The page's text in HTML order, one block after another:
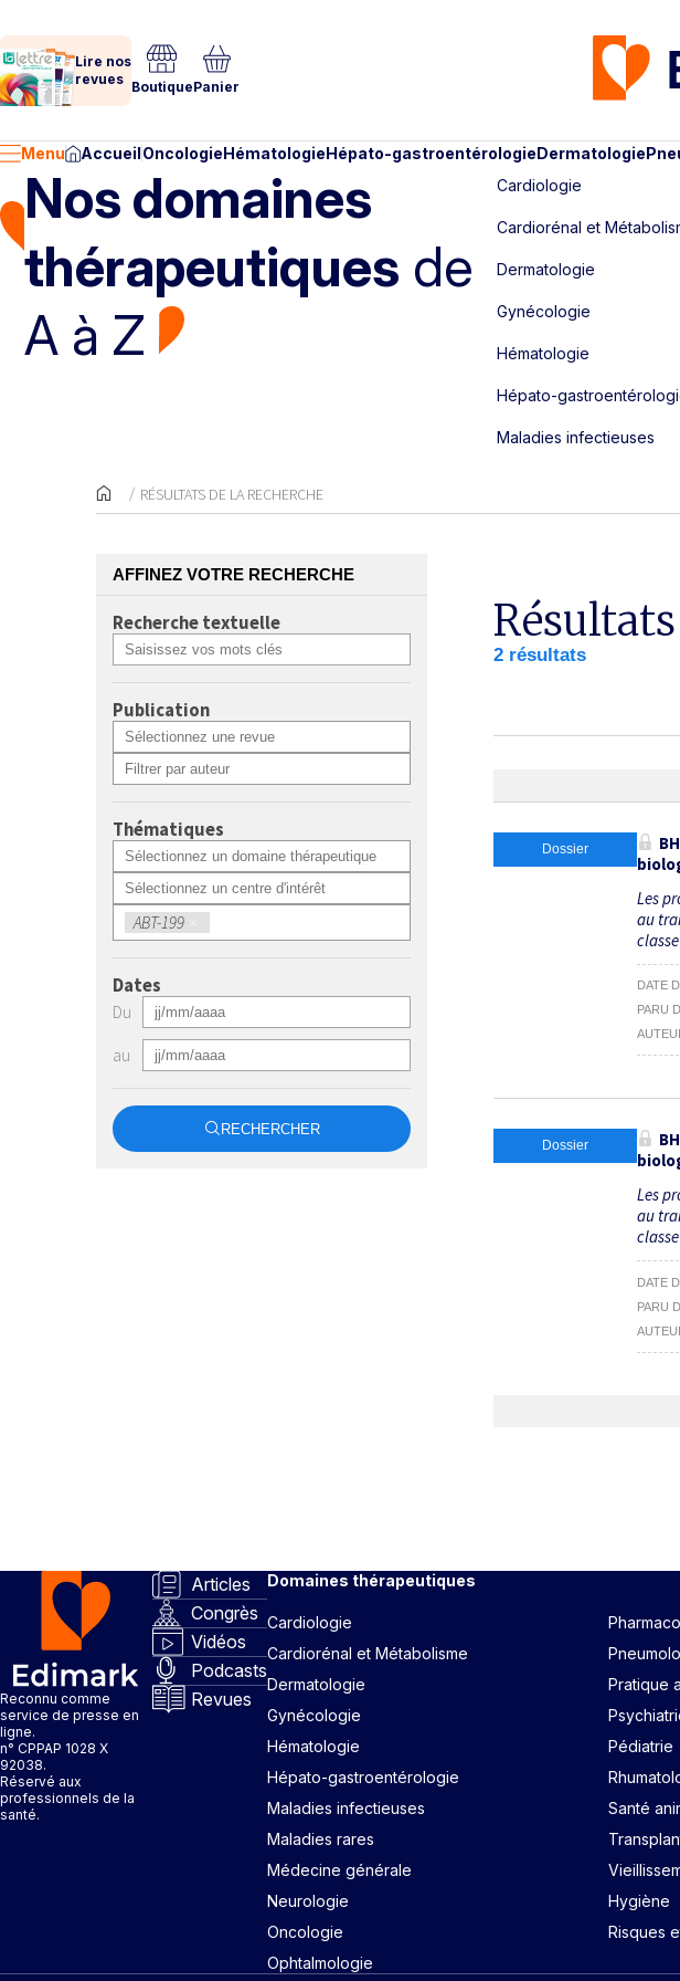
Lire nos
revues BoutiquePanier
Menu AccueilOncologieHématologieHépato-gastroentérologieDermatologie
Nos domaines
thérapeutiques de
A à Z
Cardiologie
Cardiorénal et
Dermatologie
Gynécologie
Hématologie
Hépato-
Maladies infectieuses
RÉSULTATS DE LA RECHERCHE
AFFINEZ VOTRE RECHERCHE
Recherche textuelle
Publication
Thématiques
ABT-199 ×
Dates
Du
au
RECHERCHER
2 résultats
Dossier
Les
au
DATE
PARU
Dossier
Les
au
DATE
PARU
Reconnu comme
service de presse en
ligne.
n° CPPAP 1028 X
92038.
Réservé aux
professionnels de la
santé.
Articles
Congrès
Vidéos
Podcasts
Revues
Domaines thérapeutiques
Cardiologie
Cardiorénal et Métabolisme
Dermatologie
Gynécologie
Hématologie
Hépato-gastroentérologie
Maladies infectieuses
Maladies rares
Médecine générale
Neurologie
Oncologie
Ophtalmologie
Pratique
Pédiatrie
Santé
Hygiène
Risques